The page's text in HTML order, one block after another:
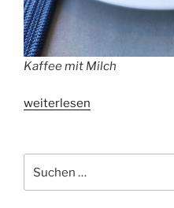
Kaffee mit Milch
„Studie:
vermutlich
keine
weiterlesen
nach: